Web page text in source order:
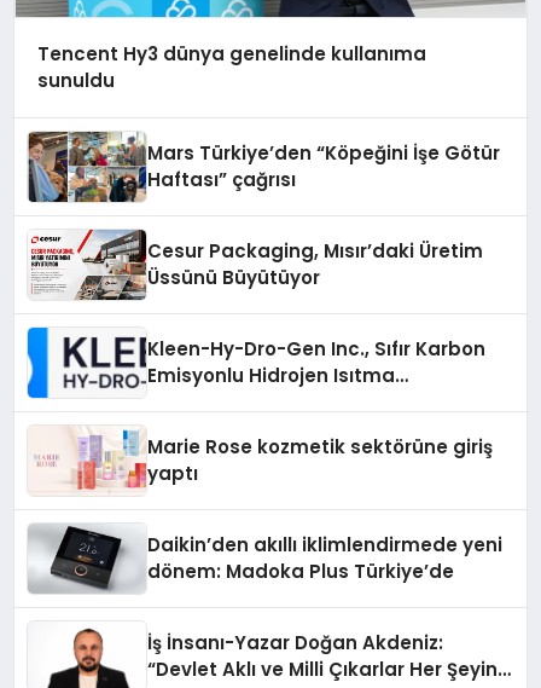
Tencent Hy3 dünya genelinde kullanıma
sunuldu
Mars Türkiye’den “Köpeğini İşe Götür
Haftası” çağrısı
Cesur Packaging, Mısır’daki Üretim
Üssünü Büyütüyor
Kleen-Hy-Dro-Gen Inc., Sıfır Karbon
Emisyonlu Hidrojen Isıtma
Marie Rose kozmetik sektörüne giriş
yaptı
Daikin’den akıllı iklimlendirmede yeni
dönem: Madoka Plus Türkiye’de
İş İnsanı-Yazar Doğan Akdeniz:
“Devlet Aklı ve Milli Çıkarlar Her Şeyin